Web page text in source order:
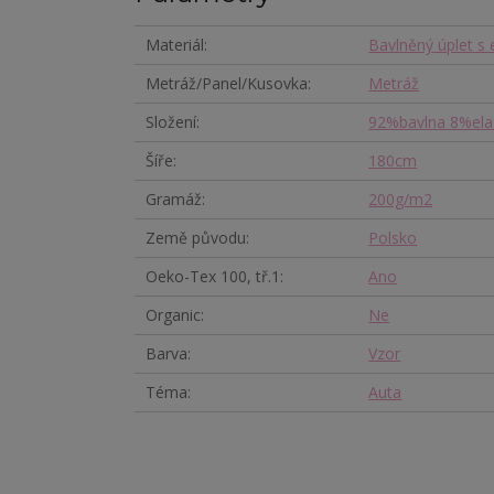
Materiál
Bavlněný úplet s
Metráž/Panel/Kusovka
Metráž
Složení
92%bavlna
Šíře
180cm
Gramáž
200g/m2
Země původu
Polsko
Oeko-Tex 100, tř.1
Ano
Organic
Ne
Barva
Vzor
Téma
Auta